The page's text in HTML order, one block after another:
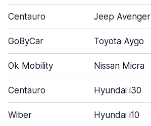
Centauro Jeep Avenger
GoByCar Toyota Aygo
Ok Mobility Nissan Micra
Centauro Hyundai i30
Wiber Hyundai i10